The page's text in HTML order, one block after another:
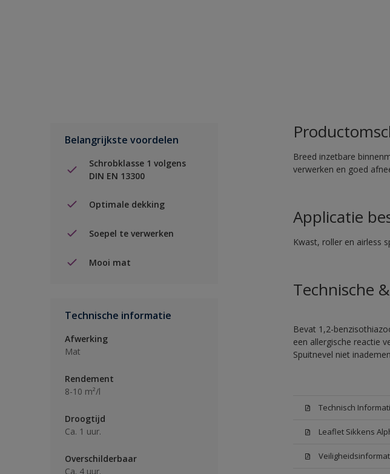
Belangrijkste voordelen
Schrobklasse 1 volgens
DIN EN 13300
Optimale dekking
Soepel te verwerken
Mooi mat
Technische informatie
Afwerking
Mat
Rendement
8-10 m²/l
Droogtijd
Ca. 1 uur.
Overschilderbaar
Ca. 4 uur.
Breed inzetbare
verwerken en goed
Applicatie
Kwast, roller en airless
Technische
Bevat 1,2-
een allergische reactie
Spuitnevel niet
Technisch
Leaflet Sikkens